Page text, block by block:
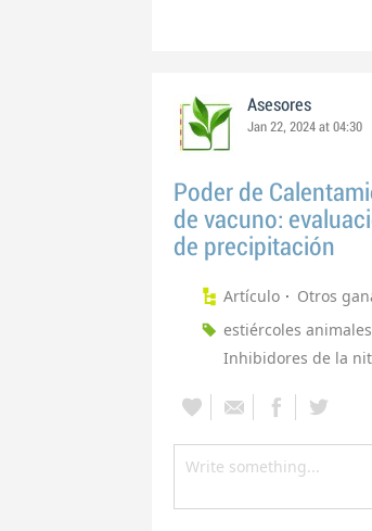
Asesores
Jan 22, 2024 at 04:30
Poder de
de vacuno:
de precipitación
Artículo Otros
estiércoles animales
Inhibidores de la